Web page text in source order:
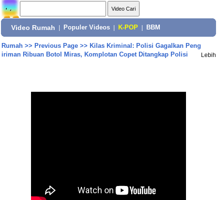
Video Rumah Populer Videos K-POP BBM
Rumah>> Previous Page>> Kilas Kriminal: Polisi Gagalkan Peng
iriman Ribuan Botol Miras, Komplotan Copet Ditangkap Polisi
Lebih